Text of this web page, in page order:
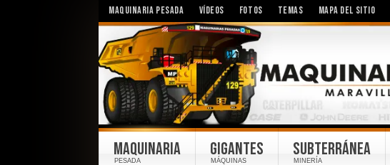
MAQUINARIA PESADA VÍDEOS FOTOS TEMAS MAPA DEL SITIO
MAQUINARIA
PESADA
GIGANTES
MÁQUINAS
SUBTERRÁNEA
MINERÍA